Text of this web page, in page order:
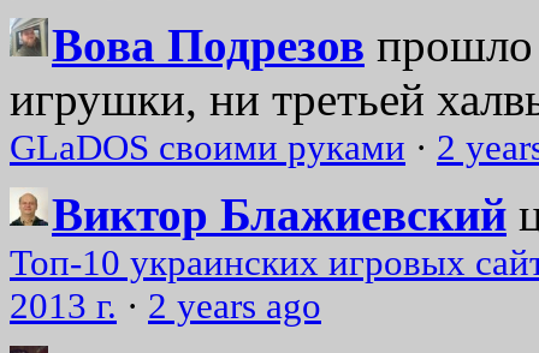
Вова Подрезов прошло
игрушки, ни третьей
GLaDOS своими руками · 2
Виктор Блажиевский
Топ-10 украинских игровых
2013 г. · 2 years ago